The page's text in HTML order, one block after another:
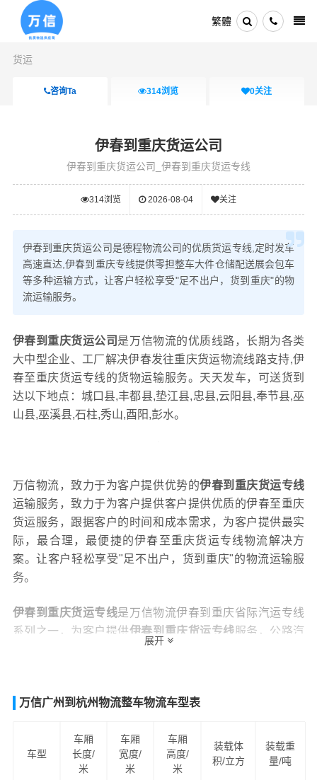
繁體
货运
咨询Ta 314浏览 0关注
伊春到重庆货运公司
伊春到重庆货运公司_伊春到重庆货运专线
314浏览 2026-08-04 关注
伊春到重庆货运公司是德程物流公司的优质货运专线,定时发车
高速直达,伊春到重庆专线提供零担整车大件仓储配送展会包车
等多种运输方式，让客户轻松享受"足不出户，货到重庆"的物
流运输服务。
伊春到重庆货运公司 是万信物流的优质线路，长期为各类
大中型企业、工厂解决伊春发往重庆货运物流线路支持,伊
春至重庆货运专线的货物运输服务。天天发车，可送货到
达以下地点：城口县,丰都县,垫江县,忠县,云阳县,奉节县,巫
山县,巫溪县,石柱,秀山,酉阳,彭水。
万信物流，致力于为客户提供优势的伊春到重庆货运专线
运输服务，致力于为客户提供客户提供优质的伊春至重庆
货运服务，跟据客户的时间和成本需求，为客户提供最实
际，最合理，最便捷的伊春至重庆货运专线物流解决方
案。让客户轻松享受"足不出户，货到重庆"的物流运输服
务。
伊春到重庆货运专线是万信物流伊春到重庆省际汽运专线
系列之一，为客户提供伊春到重庆货运专线服务，公路汽
车运输服务，为客户提供优势的
展开
万信广州到杭州物流整车物流车型表
车型
车厢
长度/
米
车厢
宽度/
米
车厢
高度/
米
装载体
积/立方
装载重
量/吨